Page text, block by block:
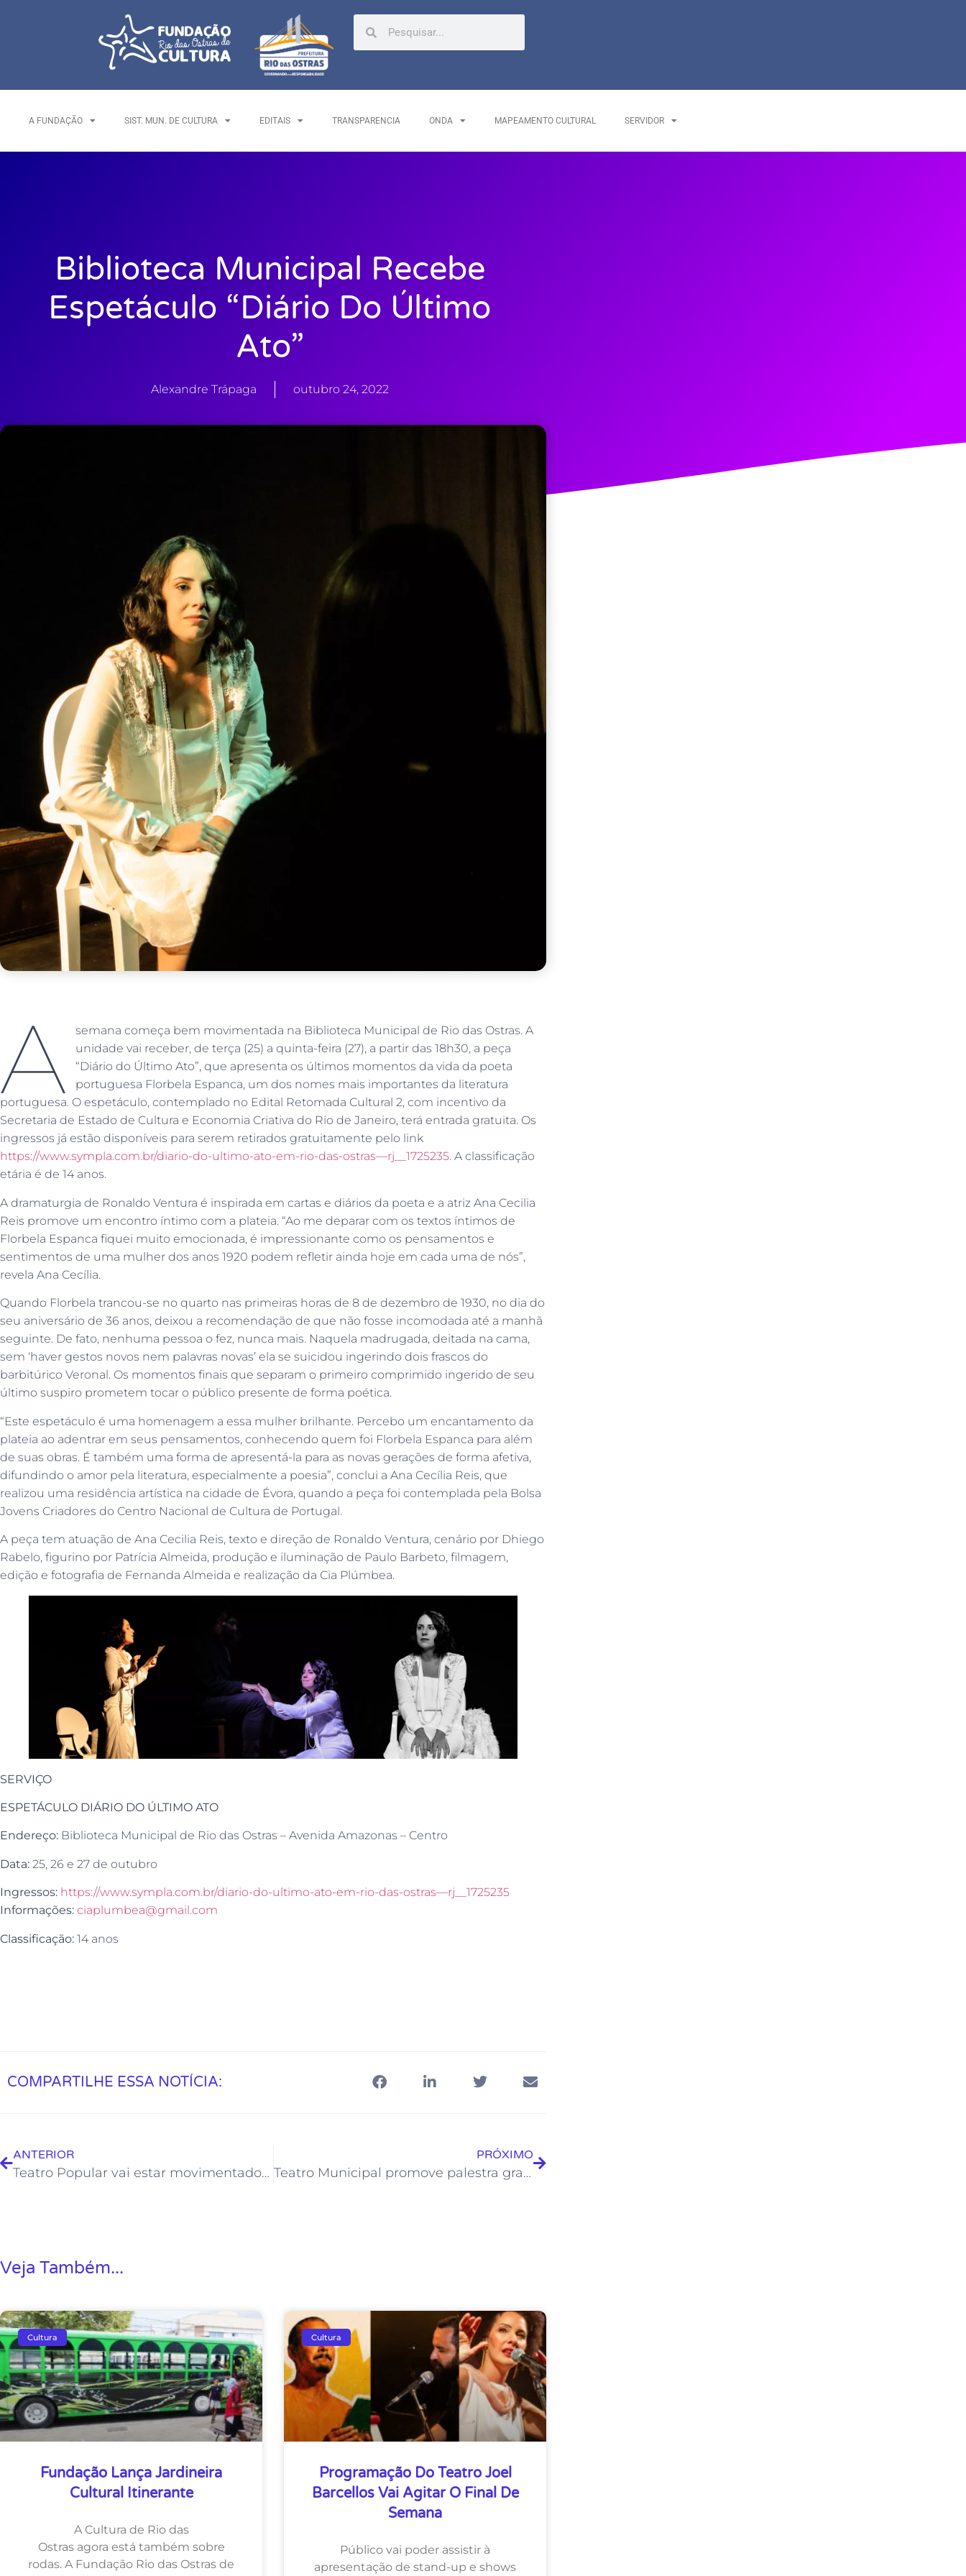
A FUNDAÇÃO SIST. MUN. DE CULTURA EDITAIS TRANSPARENCIA ONDA MAPEAMENTO CULTURAL SERVIDOR
Biblioteca Municipal Recebe
Espetáculo “Diário Do Último
Ato”
Alexandre Trápaga outubro 24, 2022
A
semana começa bem movimentada na Biblioteca Municipal de Rio das Ostras. A
unidade vai receber, de terça (25) a quinta-feira (27), a partir das 18h30, a peça
“Diário do Último Ato”, que apresenta os últimos momentos da vida da poeta
portuguesa Florbela Espanca, um dos nomes mais importantes da literatura
portuguesa. O espetáculo, contemplado no Edital Retomada Cultural 2, com incentivo da
Secretaria de Estado de Cultura e Economia Criativa do Rio de Janeiro, terá entrada gratuita. Os
ingressos já estão disponíveis para serem retirados gratuitamente pelo link
https://www.sympla.com.br/diario-do-ultimo-ato-em-rio-das-ostras—rj__1725235. A classificação
etária é de 14 anos.
A dramaturgia de Ronaldo Ventura é inspirada em cartas e diários da poeta e a atriz Ana Cecilia
Reis promove um encontro íntimo com a plateia. “Ao me deparar com os textos íntimos de
Florbela Espanca fiquei muito emocionada, é impressionante como os pensamentos e
sentimentos de uma mulher dos anos 1920 podem refletir ainda hoje em cada uma de nós”,
revela Ana Cecília.
Quando Florbela trancou-se no quarto nas primeiras horas de 8 de dezembro de 1930, no dia do
seu aniversário de 36 anos, deixou a recomendação de que não fosse incomodada até a manhã
seguinte. De fato, nenhuma pessoa o fez, nunca mais. Naquela madrugada, deitada na cama,
sem ‘haver gestos novos nem palavras novas’ ela se suicidou ingerindo dois frascos do
barbitúrico Veronal. Os momentos finais que separam o primeiro comprimido ingerido de seu
último suspiro prometem tocar o público presente de forma poética.
“Este espetáculo é uma homenagem a essa mulher brilhante. Percebo um encantamento da
plateia ao adentrar em seus pensamentos, conhecendo quem foi Florbela Espanca para além
de suas obras. É também uma forma de apresentá-la para as novas gerações de forma afetiva,
difundindo o amor pela literatura, especialmente a poesia”, conclui a Ana Cecília Reis, que
realizou uma residência artística na cidade de Évora, quando a peça foi contemplada pela Bolsa
Jovens Criadores do Centro Nacional de Cultura de Portugal.
A peça tem atuação de Ana Cecilia Reis, texto e direção de Ronaldo Ventura, cenário por Dhiego
Rabelo, figurino por Patrícia Almeida, produção e iluminação de Paulo Barbeto, filmagem,
edição e fotografia de Fernanda Almeida e realização da Cia Plúmbea.
SERVIÇO
ESPETÁCULO DIÁRIO DO ÚLTIMO ATO
Endereço: Biblioteca Municipal de Rio das Ostras – Avenida Amazonas – Centro
Data: 25, 26 e 27 de outubro
Ingressos: https://www.sympla.com.br/diario-do-ultimo-ato-em-rio-das-ostras—rj__1725235
Informações: ciaplumbea@gmail.com
Classificação: 14 anos
COMPARTILHE ESSA NOTÍCIA:
ANTERIOR
Teatro Popular vai estar movimentado no final de semana
PRÓXIMO
Teatro Municipal promove palestra gratuita sobre vendas pelas Mídias Sociais
Veja Também...
Cultura
Fundação Lança Jardineira
Cultural Itinerante
A Cultura de Rio das
Ostras agora está também sobre
rodas. A Fundação Rio das Ostras de
Cultura
Programação Do Teatro Joel
Barcellos Vai Agitar O Final De
Semana
Público vai poder assistir à
apresentação de stand-up e shows